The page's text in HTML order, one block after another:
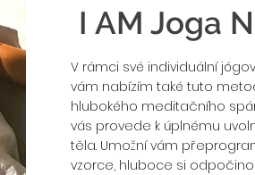
I AM Joga
V rámci své individuální
vám nabízím také tuto
hlubokého meditačního
vás provede k úplnému
těla. Umožní vám
vzorce, hluboce si